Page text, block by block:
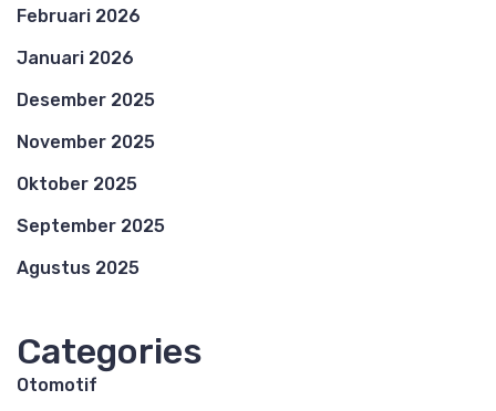
Februari 2026
Januari 2026
Desember 2025
November 2025
Oktober 2025
September 2025
Agustus 2025
Categories
Otomotif